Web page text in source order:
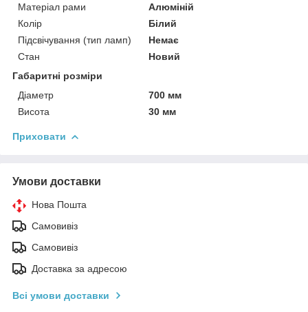
Матеріал рами
Алюміній
Колір
Білий
Підсвічування (тип ламп)
Немає
Стан
Новий
Габаритні розміри
Діаметр
700 мм
Висота
30 мм
Приховати
Умови доставки
Нова Пошта
Самовивіз
Самовивіз
Доставка за адресою
Всі умови доставки